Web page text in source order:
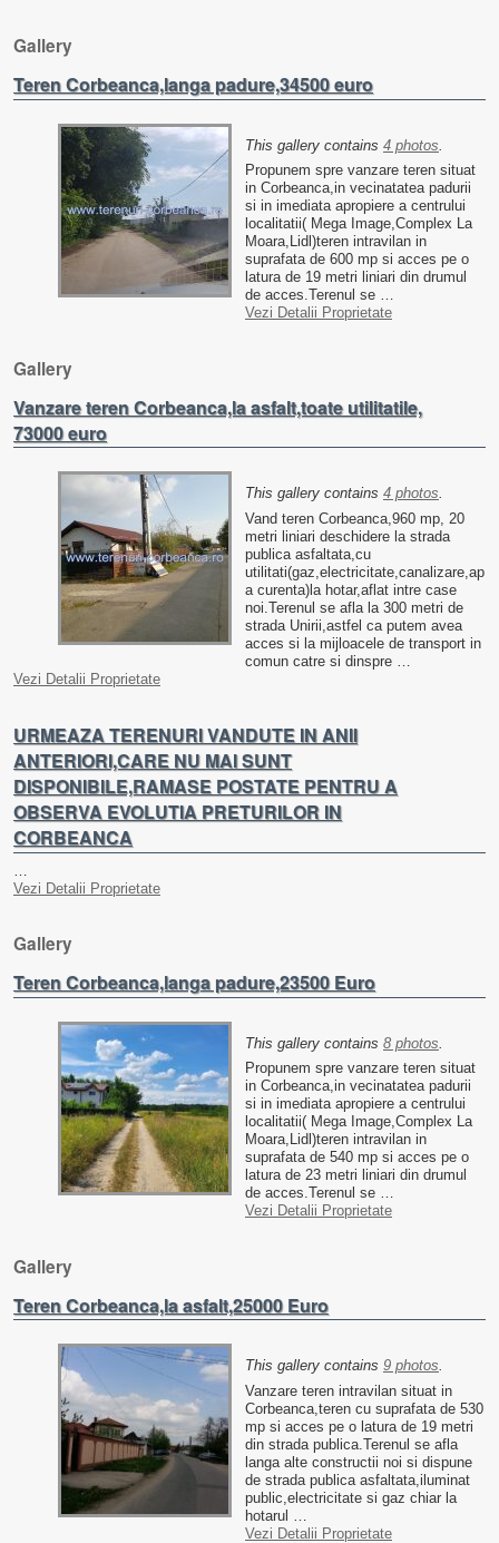
Gallery
Teren Corbeanca,langa padure,34500 euro
This gallery contains 4 photos
Propunem spre vanzare teren situat
in Corbeanca,in vecinatatea padurii
si in imediata apropiere a centrului
localitatii( Mega Image,Complex La
Moara,Lidl)teren intravilan in
suprafata de 600 mp si acces pe o
latura de 19 metri liniari din drumul
de acces.Terenul se …
Vezi Detalii Proprietate
Gallery
Vanzare teren Corbeanca,la asfalt,toate utilitatile,
73000 euro
This gallery contains 4 photos.
Vand teren Corbeanca,960 mp, 20
metri liniari deschidere la strada
publica asfaltata,cu
utilitati(gaz,electricitate,canalizare,ap
a curenta)la hotar,aflat intre case
noi.Terenul se afla la 300 metri de
strada Unirii,astfel ca putem avea
acces si la mijloacele de transport in
comun catre si dinspre …
Vezi Detalii Proprietate
URMEAZA TERENURI VANDUTE IN ANII
ANTERIORI,CARE NU MAI SUNT
DISPONIBILE,RAMASE POSTATE PENTRU A
OBSERVA EVOLUTIA PRETURILOR IN
CORBEANCA
Vezi Detalii Proprietate
Gallery
Teren Corbeanca,langa padure,23500 Euro
This gallery contains 8 photos
Propunem spre vanzare teren situat
in Corbeanca,in vecinatatea padurii
si in imediata apropiere a centrului
localitatii( Mega Image,Complex La
Moara,Lidl)teren intravilan in
suprafata de 540 mp si acces pe o
latura de 23 metri liniari din drumul
de acces.Terenul se …
Vezi Detalii Proprietate
Gallery
Teren Corbeanca,la asfalt,25000 Euro
This gallery contains 9 photos.
Vanzare teren intravilan situat in
Corbeanca,teren cu suprafata de 530
mp si acces pe o latura de 19 metri
din strada publica.Terenul se afla
langa alte constructii noi si dispune
de strada publica asfaltata,iluminat
public,electricitate si gaz chiar la
hotarul …
Vezi Detalii Proprietate